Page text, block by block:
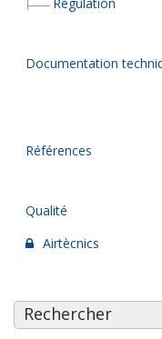
Documentation
Références
Qualité
Airtècnics
Rechercher